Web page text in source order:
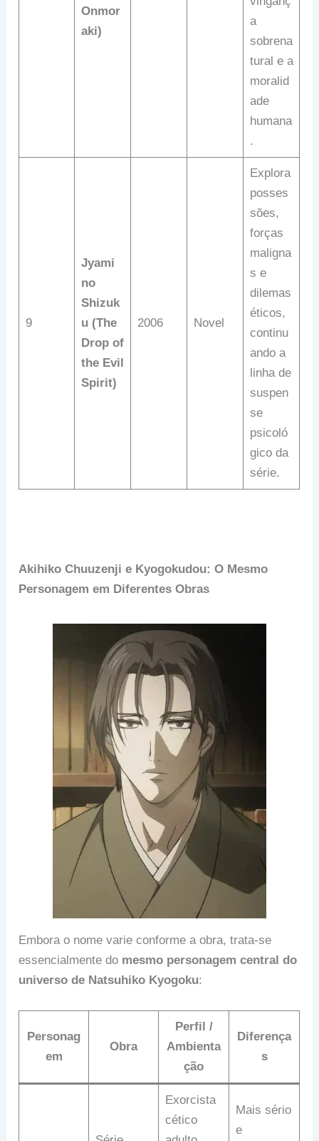
Onmor
aki)
a
sobrena
tural e a
moralid
ade
humana
.
9
Jyami
no
Shizuk
u (The
Drop of
the Evil
Spirit)
2006 Novel
Explora
posses
sões,
forças
maligna
s e
dilemas
éticos,
continu
ando a
linha de
suspen
se
psicoló
gico da
série.
Akihiko Chuuzenji e Kyogokudou: O Mesmo
Personagem em Diferentes Obras
Embora o nome varie conforme a obra, trata-se
essencialmente do mesmo personagem central do
universo de Natsuhiko Kyogoku:
Personag
em
Obra
Perfil /
Ambienta
ção
Diferença
s
Exorcista
cético
Mais sério
e